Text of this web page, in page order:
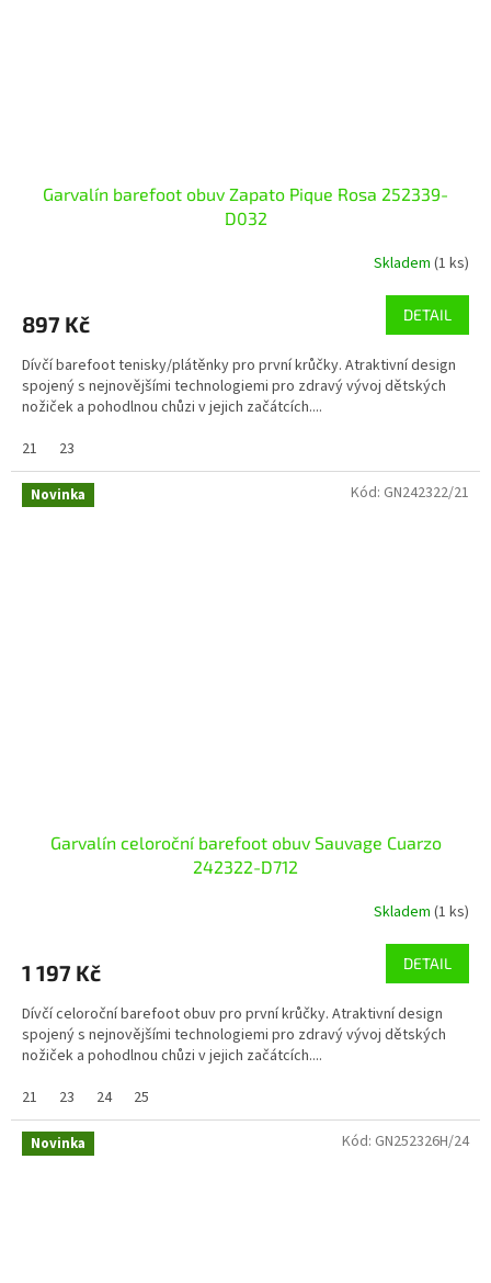
Garvalín barefoot obuv Zapato Pique Rosa 252339-
D032
Skladem (1 ks)
897 Kč DETAIL
Dívčí barefoot tenisky/plátěnky pro první krůčky. Atraktivní design
spojený s nejnovějšími technologiemi pro zdravý vývoj dětských
nožiček a pohodlnou chůzi v jejich začátcích....
21
23
Novinka
Garvalín celoroční barefoot obuv Sauvage Cuarzo
242322-D712
Skladem (1 ks)
1 197 Kč DETAIL
Dívčí celoroční barefoot obuv pro první krůčky. Atraktivní design
spojený s nejnovějšími technologiemi pro zdravý vývoj dětských
nožiček a pohodlnou chůzi v jejich začátcích....
21
23 24 25
Kód: GN242322/21
Novinka Kód: GN252326H/24